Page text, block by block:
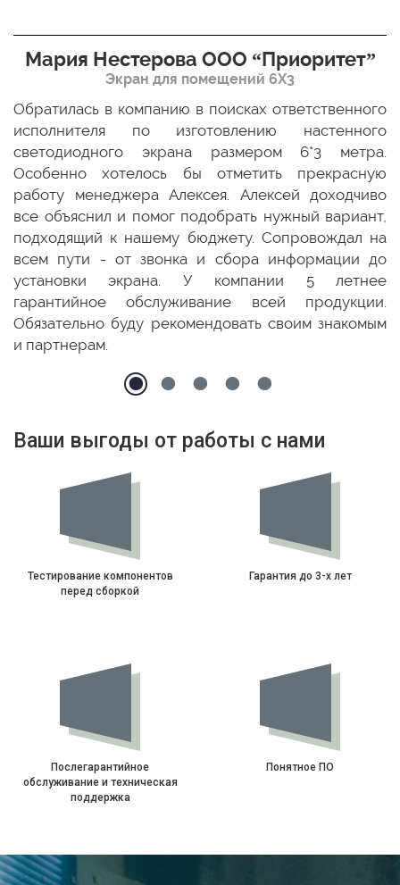
Мария Нестерова ООО “Приоритет”
Экран для помещений 6Х3
Обратилась в компанию в поисках ответственного
исполнителя по изготовлению настенного
светодиодного экрана размером 6*3 метра.
Особенно хотелось бы отметить прекрасную
работу менеджера Алексея. Алексей доходчиво
все объяснил и помог подобрать нужный вариант,
подходящий к нашему бюджету. Сопровождал на
всем пути - от звонка и сбора информации до
установки экрана. У компании 5 летнее
гарантийное обслуживание всей продукции.
Обязательно буду рекомендовать своим знакомым
и партнерам.
Ваши выгоды от работы с нами
Тестирование компонентов
перед сборкой
Гарантия до 3-х лет
Послегарантийное
обслуживание и техническая
поддержка
Понятное ПО